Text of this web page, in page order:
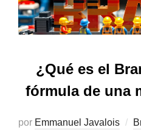
¿Qué es el
fórmula de una
por Emmanuel Javalois